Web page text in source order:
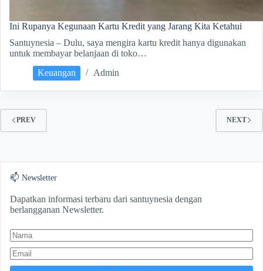
Ini Rupanya Kegunaan Kartu Kredit yang Jarang Kita Ketahui
Santuynesia – Dulu, saya mengira kartu kredit hanya digunakan
untuk membayar belanjaan di toko…
Keuangan
Admin
PREV NEXT
📫 Newsletter
Dapatkan informasi terbaru dari santuynesia dengan
berlangganan Newsletter.